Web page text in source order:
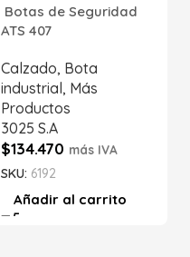
Botas de Seguridad
ATS 407
Calzado, Bota
industrial, Más
Productos
3025 S.A
$134.470 más IVA
SKU: 6192
Añadir al carrito